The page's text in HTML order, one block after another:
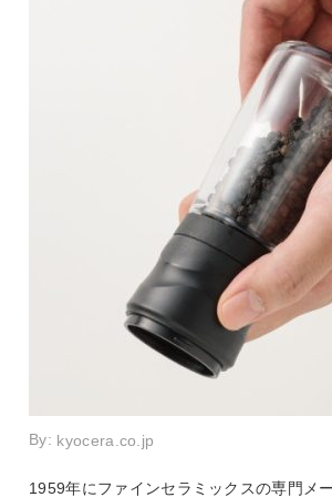
By: kyocera.co.jp
1959年にファインセラミックスの専門メ